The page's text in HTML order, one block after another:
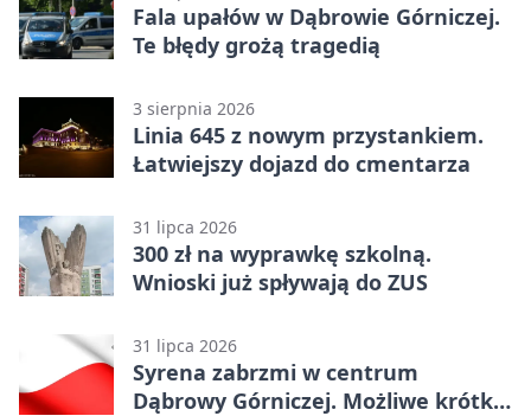
Fala upałów w Dąbrowie Górniczej.
Te błędy grożą tragedią
3 sierpnia 2026
Linia 645 z nowym przystankiem.
Łatwiejszy dojazd do cmentarza
31 lipca 2026
300 zł na wyprawkę szkolną.
Wnioski już spływają do ZUS
31 lipca 2026
Syrena zabrzmi w centrum
Dąbrowy Górniczej. Możliwe krótkie